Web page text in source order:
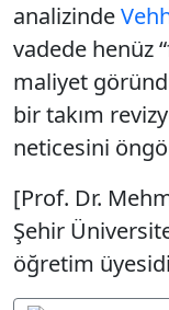
analizinde
vadede henüz
maliyet
bir takım
neticesini
[Prof. Dr.
Şehir
öğretim